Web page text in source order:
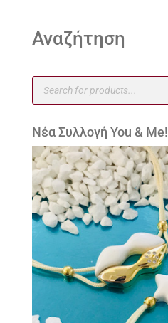
Αναζήτηση
Products
search
Νέα Συλλογή You & Me!